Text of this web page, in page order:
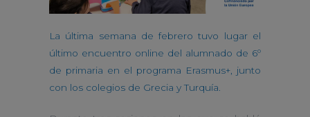
La última semana de febrero tuvo lugar el
último encuentro online del alumnado de 6º
de primaria en el programa Erasmus+, junto
con los colegios de Grecia y Turquía.